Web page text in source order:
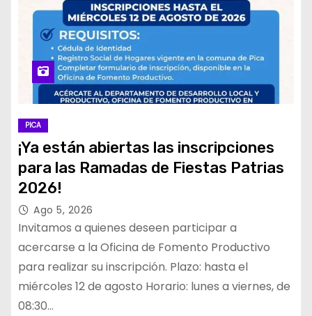
PICA
¡Ya están abiertas las inscripciones
para las Ramadas de Fiestas Patrias
2026!
Ago 5, 2026
Invitamos a quienes deseen participar a
acercarse a la Oficina de Fomento Productivo
para realizar su inscripción. Plazo: hasta el
miércoles 12 de agosto Horario: lunes a viernes, de
08:30…